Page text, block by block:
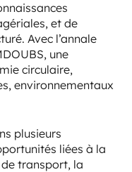
et de
Avec l’annale
une
circulaire,
environnementaux
plusieurs
liées à la
de transport, la